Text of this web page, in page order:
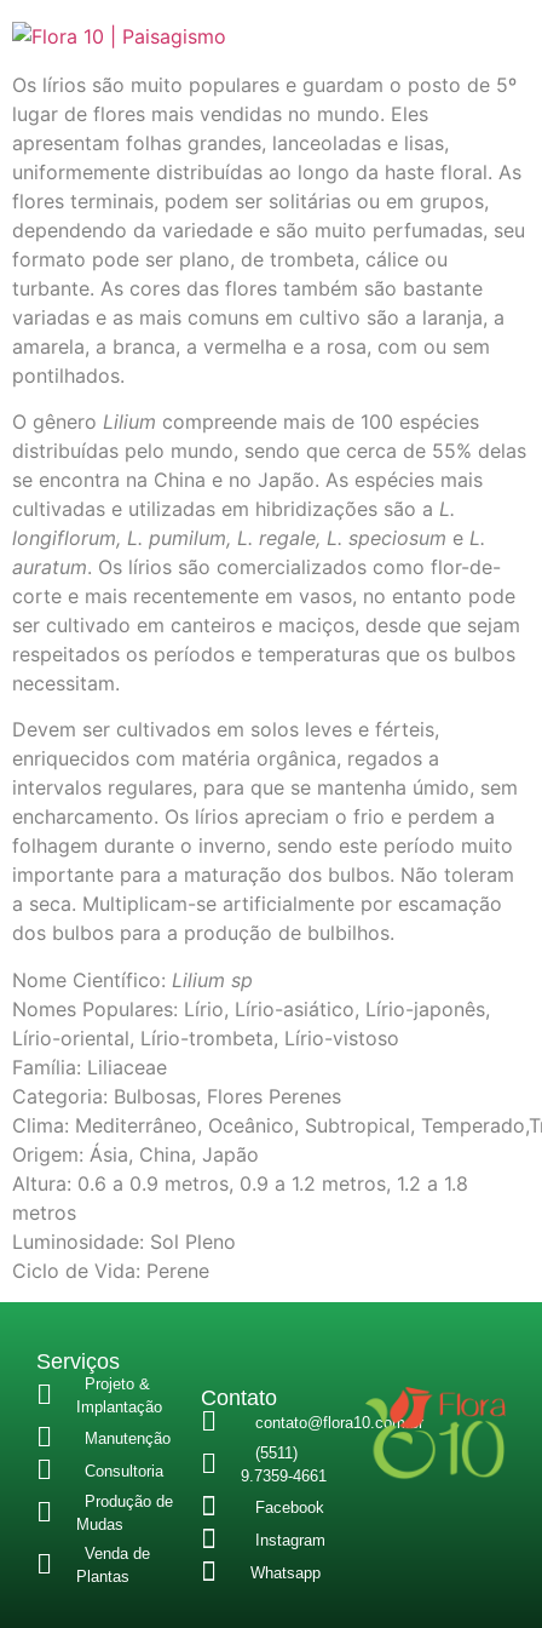
Os lírios são muito populares e guardam o posto de 5º
lugar de flores mais vendidas no mundo. Eles
apresentam folhas grandes, lanceoladas e lisas,
uniformemente distribuídas ao longo da haste floral. As
flores terminais, podem ser solitárias ou em grupos,
dependendo da variedade e são muito perfumadas, seu
formato pode ser plano, de trombeta, cálice ou
turbante. As cores das flores também são bastante
variadas e as mais comuns em cultivo são a laranja, a
amarela, a branca, a vermelha e a rosa, com ou sem
pontilhados.
O gênero Lilium compreende mais de 100 espécies
distribuídas pelo mundo, sendo que cerca de 55% delas
se encontra na China e no Japão. As espécies mais
cultivadas e utilizadas em hibridizações são a L.
longiflorum, L. pumilum, L. regale, L. speciosum e L.
auratum. Os lírios são comercializados como flor-de-
corte e mais recentemente em vasos, no entanto pode
ser cultivado em canteiros e maciços, desde que sejam
respeitados os períodos e temperaturas que os bulbos
necessitam.
Devem ser cultivados em solos leves e férteis,
enriquecidos com matéria orgânica, regados a
intervalos regulares, para que se mantenha úmido, sem
encharcamento. Os lírios apreciam o frio e perdem a
folhagem durante o inverno, sendo este período muito
importante para a maturação dos bulbos. Não toleram
a seca. Multiplicam-se artificialmente por escamação
dos bulbos para a produção de bulbilhos.
Nome Científico: Lilium sp
Nomes Populares: Lírio, Lírio-asiático, Lírio-japonês,
Lírio-oriental, Lírio-trombeta, Lírio-vistoso
Família: Liliaceae
Categoria: Bulbosas, Flores Perenes
Clima: Mediterrâneo, Oceânico, Subtropical,
Origem: Ásia, China, Japão
Altura: 0.6 a 0.9 metros, 0.9 a 1.2 metros, 1.2 a 1.8
metros
Luminosidade: Sol Pleno
Ciclo de Vida: Perene
Serviços
Projeto &
Implantação
Manutenção
Consultoria
Produção de
Mudas
Venda de
Plantas
Contato
contato@flora10.com.br
(5511)
9.7359-4661
Facebook
Instagram
Whatsapp